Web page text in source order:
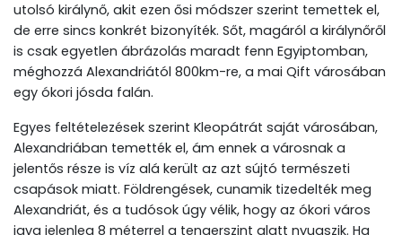
utolsó királynő, akit ezen ősi módszer szerint temettek el,
de erre sincs konkrét bizonyíték. Sőt, magáról a királynőről
is csak egyetlen ábrázolás maradt fenn Egyiptomban,
méghozzá Alexandriától 800km-re, a mai Qift városában
egy ókori jósda falán.
Egyes feltételezések szerint Kleopátrát saját városában,
Alexandriában temették el, ám ennek a városnak a
jelentős része is víz alá került az azt sújtó természeti
csapások miatt. Földrengések, cunamik tizedelték meg
Alexandriát, és a tudósok úgy vélik, hogy az ókori város
java jelenleg 8 méterrel a tengerszint alatt nyugszik. Ha